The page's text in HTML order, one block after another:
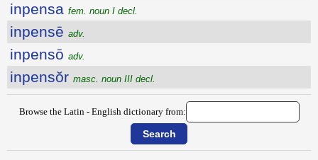
inpensa fem. noun I decl.
inpensē adv.
inpensō adv.
inpensŏr masc. noun III decl.
Browse the Latin - English dictionary from: